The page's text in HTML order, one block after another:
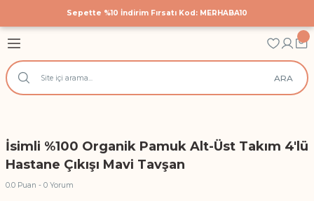
Sepette %10 İndirim Fırsatı Kod: MERHABA10
Geri Dön
Çıkış Seti
Geri Dön
Nevresim Takımları
Nevresim Takımları
Geri Dön
Bodyler
ARA
İsimli %100 Organik Pamuk Alt-Üst Takım 4'lü
Hastane Çıkışı Mavi Tavşan
0.0 Puan - 0 Yorum